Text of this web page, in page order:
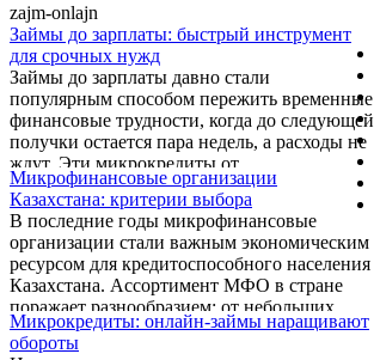
zajm-onlajn
Займы до зарплаты: быстрый инструмент
для срочных нужд
Займы до зарплаты давно стали
популярным способом пережить временные
финансовые трудности, когда до следующей
получки остается пара недель, а расходы не
ждут. Эти микрокредиты от
микрофинансовых организаций помогают
покрыть неожиданные траты, такие как
оплата коммуналки или мелкий ремонт.
Варианты займов до зарплаты в Казахстане
включают как стандартные короткие
кредиты, так и промо-акции для новичков с
нулевой ставкой при timely возврате.
Микрофинансовые организации
Казахстана: критерии выбора
В последние годы микрофинансовые
организации стали важным экономическим
ресурсом для кредитоспособного населения
Казахстана. Ассортимент МФО в стране
поражает разнообразием: от небольших
региональных компаний до крупных
национальных игроков, каждая из которых
Микрокредиты: онлайн-займы наращивают
обороты